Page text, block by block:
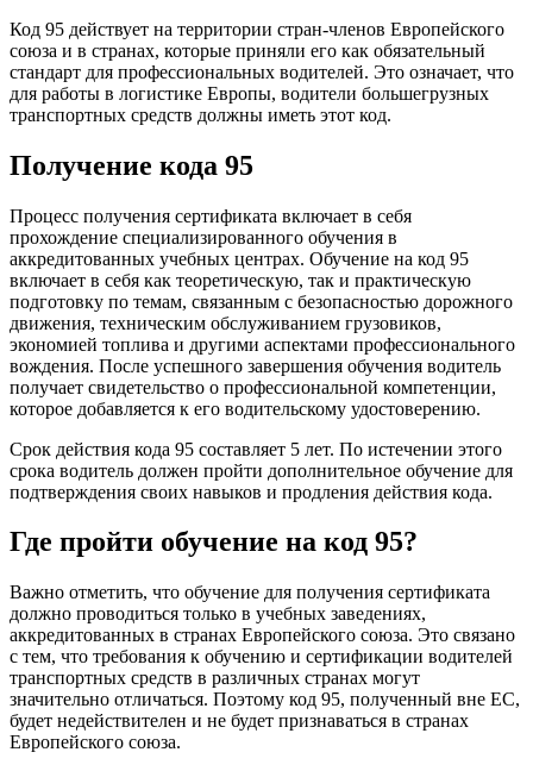
Код 95 действует на территории стран-членов Европейского
союза и в странах, которые приняли его как обязательный
стандарт для профессиональных водителей. Это означает, что
для работы в логистике Европы, водители большегрузных
транспортных средств должны иметь этот код.
Получение кода 95
Процесс получения сертификата включает в себя
прохождение специализированного обучения в
аккредитованных учебных центрах. Обучение на код 95
включает в себя как теоретическую, так и практическую
подготовку по темам, связанным с безопасностью дорожного
движения, техническим обслуживанием грузовиков,
экономией топлива и другими аспектами профессионального
вождения. После успешного завершения обучения водитель
получает свидетельство о профессиональной компетенции,
которое добавляется к его водительскому удостоверению.
Срок действия кода 95 составляет 5 лет. По истечении этого
срока водитель должен пройти дополнительное обучение для
подтверждения своих навыков и продления действия кода.
Где пройти обучение на код 95?
Важно отметить, что обучение для получения сертификата
должно проводиться только в учебных заведениях,
аккредитованных в странах Европейского союза. Это связано
с тем, что требования к обучению и сертификации водителей
транспортных средств в различных странах могут
значительно отличаться. Поэтому код 95, полученный вне ЕС,
будет недействителен и не будет признаваться в странах
Европейского союза.